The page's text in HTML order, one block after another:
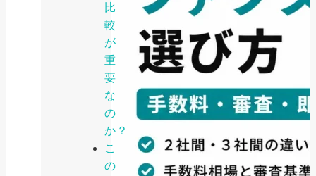
比
較
が
重
要
な
の
か？
こ
の